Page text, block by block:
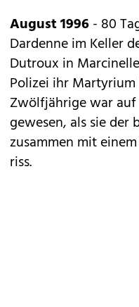
August 1996- 80
Dardenne im Keller
Dutroux in
Polizei ihr Martyrium
Zwölfjährige war
gewesen, als sie der
zusammen mit
riss.